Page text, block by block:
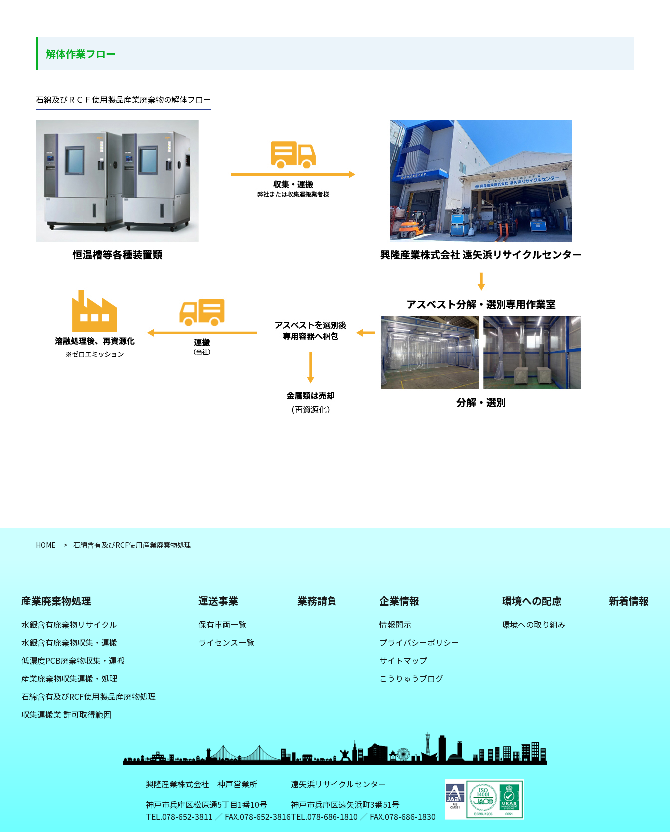
解体作業フロー
石綿及びＲＣＦ使用製品産業廃棄物の解体フロー
HOME 石綿含有及びRCF使用産業廃棄物処理
産業廃棄物処理
水銀含有廃棄物リサイクル
水銀含有廃棄物収集・運搬
低濃度PCB廃棄物収集・運搬
産業廃棄物収集運搬・処理
石綿含有及びRCF使用製品産廃物処理
収集運搬業 許可取得範囲
運送事業
保有車両一覧
ライセンス一覧
業務請負 企業情報
情報開示
プライバシーポリシー
サイトマップ
こうりゅうブログ
環境への配慮
環境への取り組み
新着情報
興隆産業株式会社 神戸営業所
神戸市兵庫区松原通5丁目1番10号
TEL.078-652-3811 ／ FAX.078-652-3816
遠矢浜リサイクルセンター
神戸市兵庫区遠矢浜町3番51号
TEL.078-686-1810 ／ FAX.078-686-1830